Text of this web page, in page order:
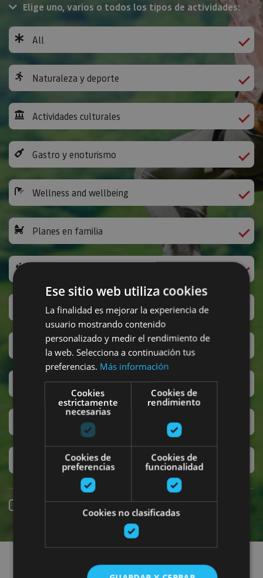
Elige uno, varios o todos los tipos de actividades:
All
Naturaleza y deporte
Actividades culturales
Gastro y enoturismo
Wellness and wellbeing
Planes en familia
Leisure activities and others
San Fermin
Accesibilidad
Turismo regenerativo
Experiencias exclusivas
Online booking
Find plans
Ese sitio web utiliza cookies
La finalidad es mejorar la experiencia de
usuario mostrando contenido
personalizado y medir el rendimiento de
la web. Selecciona a continuación tus
preferencias. Más información
Cookies
estrictamente
necesarias
Cookies de
rendimiento
Cookies de
preferencias
Cookies de
funcionalidad
Cookies no clasificadas